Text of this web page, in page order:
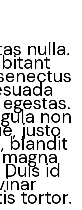
nulla.
non
justo
blandit
id
tortor.